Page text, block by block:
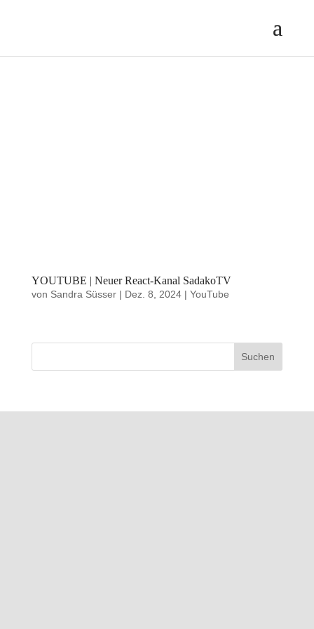
YOUTUBE | Neuer React-Kanal SadakoTV
von Sandra Süsser| Dez. 8, 2024| YouTube